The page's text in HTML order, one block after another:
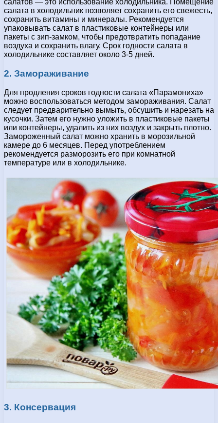
салатов — это использование холодильника. Помещение
салата в холодильник позволяет сохранить его свежесть,
сохранить витамины и минералы. Рекомендуется
упаковывать салат в пластиковые контейнеры или
пакеты с зип-замком, чтобы предотвратить попадание
воздуха и сохранить влагу. Срок годности салата в
холодильнике составляет около 3-5 дней.
2. Замораживание
Для продления сроков годности салата «Парамониха»
можно воспользоваться методом замораживания. Салат
следует предварительно вымыть, обсушить и нарезать на
кусочки. Затем его нужно уложить в пластиковые пакеты
или контейнеры, удалить из них воздух и закрыть плотно.
Замороженный салат можно хранить в морозильной
камере до 6 месяцев. Перед употреблением
рекомендуется разморозить его при комнатной
температуре или в холодильнике.
3. Консервация